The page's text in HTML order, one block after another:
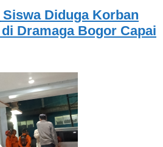
Diduga Korban
Dramaga Bogor Capai